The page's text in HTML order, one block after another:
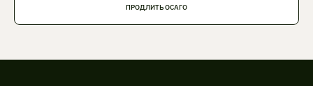
ПРОДЛИТЬ ОСАГО